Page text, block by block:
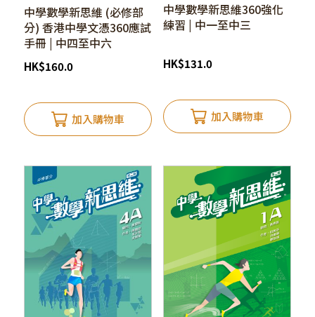
中學數學新思維 (必修部
分) 香港中學文憑360應試
手冊 | 中四至中六
HK$160.0
加入購物車
中學數學新思維360強化
練習 | 中一至中三
HK$131.0
加入購物車